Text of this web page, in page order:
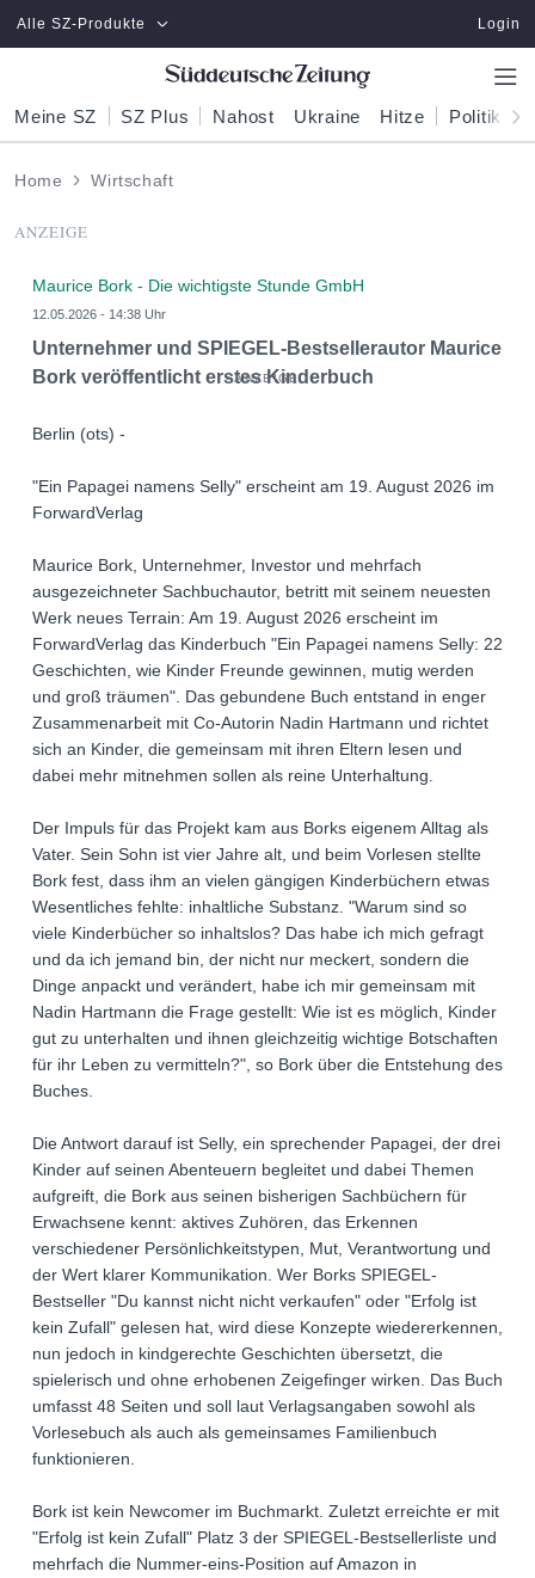
Zum Hauptinhalt springen
Alle SZ-Produkte Login
Meine SZ SZ Plus Nahost Ukraine Hitze Politik
Home Wirtschaft
ANZEIGE
Maurice Bork - Die wichtigste Stunde GmbH
12.05.2026 - 14:38 Uhr
Unternehmer und SPIEGEL-Bestsellerautor Maurice
Bork veröffentlicht erstes Kinderbuch
Berlin (ots) -
"Ein Papagei namens Selly" erscheint am 19. August 2026 im
ForwardVerlag
Maurice Bork, Unternehmer, Investor und mehrfach
ausgezeichneter Sachbuchautor, betritt mit seinem neuesten
Werk neues Terrain: Am 19. August 2026 erscheint im
ForwardVerlag das Kinderbuch "Ein Papagei namens Selly: 22
Geschichten, wie Kinder Freunde gewinnen, mutig werden
und groß träumen". Das gebundene Buch entstand in enger
Zusammenarbeit mit Co-Autorin Nadin Hartmann und richtet
sich an Kinder, die gemeinsam mit ihren Eltern lesen und
dabei mehr mitnehmen sollen als reine Unterhaltung.
Der Impuls für das Projekt kam aus Borks eigenem Alltag als
Vater. Sein Sohn ist vier Jahre alt, und beim Vorlesen stellte
Bork fest, dass ihm an vielen gängigen Kinderbüchern etwas
Wesentliches fehlte: inhaltliche Substanz. "Warum sind so
viele Kinderbücher so inhaltslos? Das habe ich mich gefragt
und da ich jemand bin, der nicht nur meckert, sondern die
Dinge anpackt und verändert, habe ich mir gemeinsam mit
Nadin Hartmann die Frage gestellt: Wie ist es möglich, Kinder
gut zu unterhalten und ihnen gleichzeitig wichtige Botschaften
für ihr Leben zu vermitteln?", so Bork über die Entstehung des
Buches.
Die Antwort darauf ist Selly, ein sprechender Papagei, der drei
Kinder auf seinen Abenteuern begleitet und dabei Themen
aufgreift, die Bork aus seinen bisherigen Sachbüchern für
Erwachsene kennt: aktives Zuhören, das Erkennen
verschiedener Persönlichkeitstypen, Mut, Verantwortung und
der Wert klarer Kommunikation. Wer Borks SPIEGEL-
Bestseller "Du kannst nicht nicht verkaufen" oder "Erfolg ist
kein Zufall" gelesen hat, wird diese Konzepte wiedererkennen,
nun jedoch in kindgerechte Geschichten übersetzt, die
spielerisch und ohne erhobenen Zeigefinger wirken. Das Buch
umfasst 48 Seiten und soll laut Verlagsangaben sowohl als
Vorlesebuch als auch als gemeinsames Familienbuch
funktionieren.
Bork ist kein Newcomer im Buchmarkt. Zuletzt erreichte er mit
"Erfolg ist kein Zufall" Platz 3 der SPIEGEL-Bestsellerliste und
mehrfach die Nummer-eins-Position auf Amazon in